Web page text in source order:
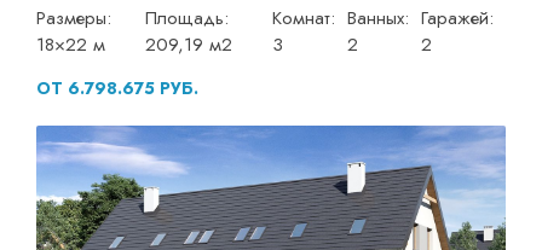
Размеры:
18×22 м
Площадь:
209,19 м2
Комнат:
3
Ванных:
2
Гаражей:
2
ОТ 6.798.675 РУБ.